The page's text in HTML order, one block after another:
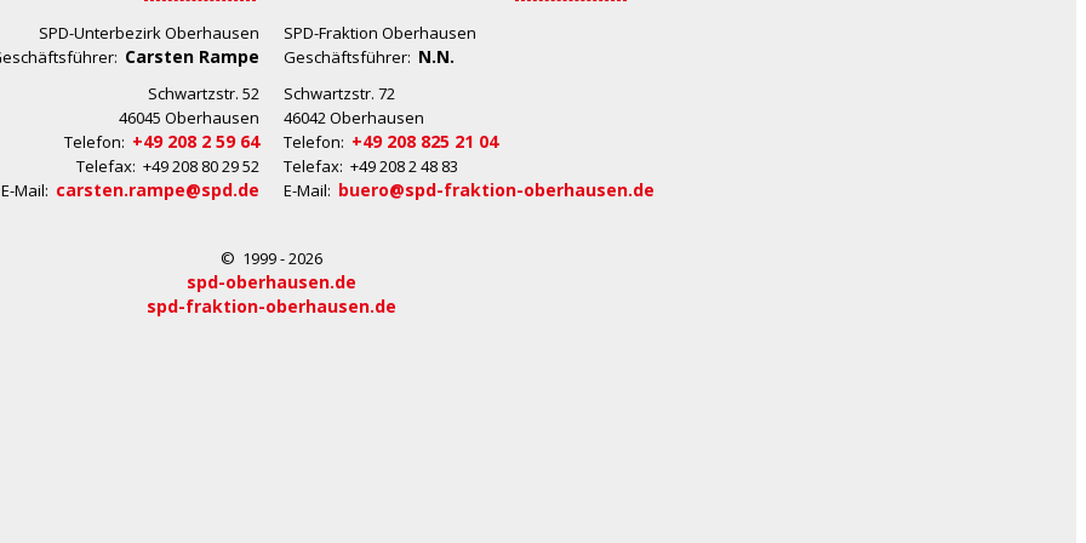
SPD-Unterbezirk Oberhausen
Carsten Rampe
Schwartzstr. 52
46045 Oberhausen
Telefon: +49 208 2 59 64
Telefax: +49 208 80 29 52
E-Mail: carsten.rampe@spd.de
SPD-Fraktion Oberhausen
Geschäftsführer: N.N.
Schwartzstr. 72
46042 Oberhausen
Telefon: +49 208 825 21 04
Telefax: +49 208 2 48 83
E-Mail: buero@spd-fraktion-oberhausen.de
© 1999 - 2026
spd-oberhausen.de
spd-fraktion-oberhausen.de